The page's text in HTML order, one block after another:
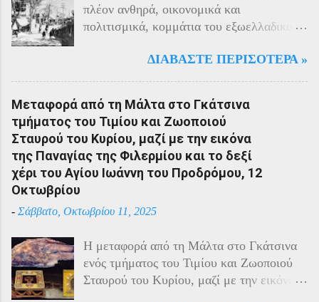
πλέον ανθηρά, οικονομικά και
πολιτισμικά, κομμάτια του εξωελλαδικού
40% του πληθυσμού της περιοχής και μαζί
του Πόντου είχε και αυτός στη διάρκεια
του πολέμου την ίδια τύχη με τον
υπόλοιπο μικρασιατικό πληθυσμό. Με την
είσοδο της Τουρκίας στον πόλεμο
πραγματοποιήθηκαν εκκενώσεις οικισμών,
οικογένειες των φυγοστράτων.
έδωσαν οι Πόντιοι στην καταπίεση με την
οργανωμένη αντίσταση των κατοίκων του.
Αντιδρώντας στις πιέσεις των Τούρκων
ΔΙΑΒΆΣΤΕ ΠΕΡΙΣΌΤΕΡΑ »
Μεταφορά από τη Μάλτα στο Γκάτσινα
τμήματος του Τιμίου και Ζωοποιού
Σταυρού του Κυρίου, μαζί με την εικόνα
της Παναγίας της Φιλερμίου και το δεξί
χέρι του Αγίου Ιωάννη του Προδρόμου, 12
Οκτωβρίου
- Σάββατο, Οκτωβρίου 11, 2025
Η μεταφορά από τη Μάλτα στο Γκάτσινα
ενός τμήματος του Τιμίου και Ζωοποιού
Σταυρού του Κυρίου, μαζί με την εικόνα